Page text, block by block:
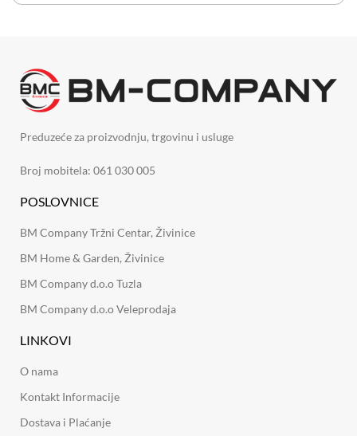
Preduzeće za proizvodnju, trgovinu i usluge
Broj mobitela: 061 030 005
POSLOVNICE
BM Company Tržni Centar, Živinice
BM Home & Garden, Živinice
BM Company d.o.o Tuzla
BM Company d.o.o Veleprodaja
LINKOVI
O nama
Kontakt Informacije
Dostava i Plaćanje